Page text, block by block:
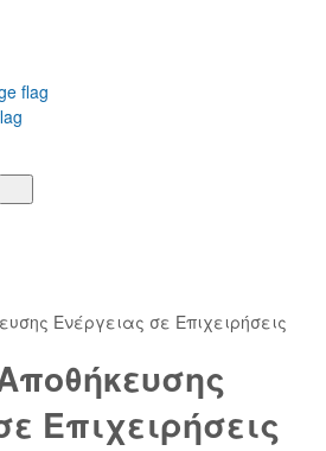
Ενέργειας σε Επιχειρήσεις
Επιχειρήσεις